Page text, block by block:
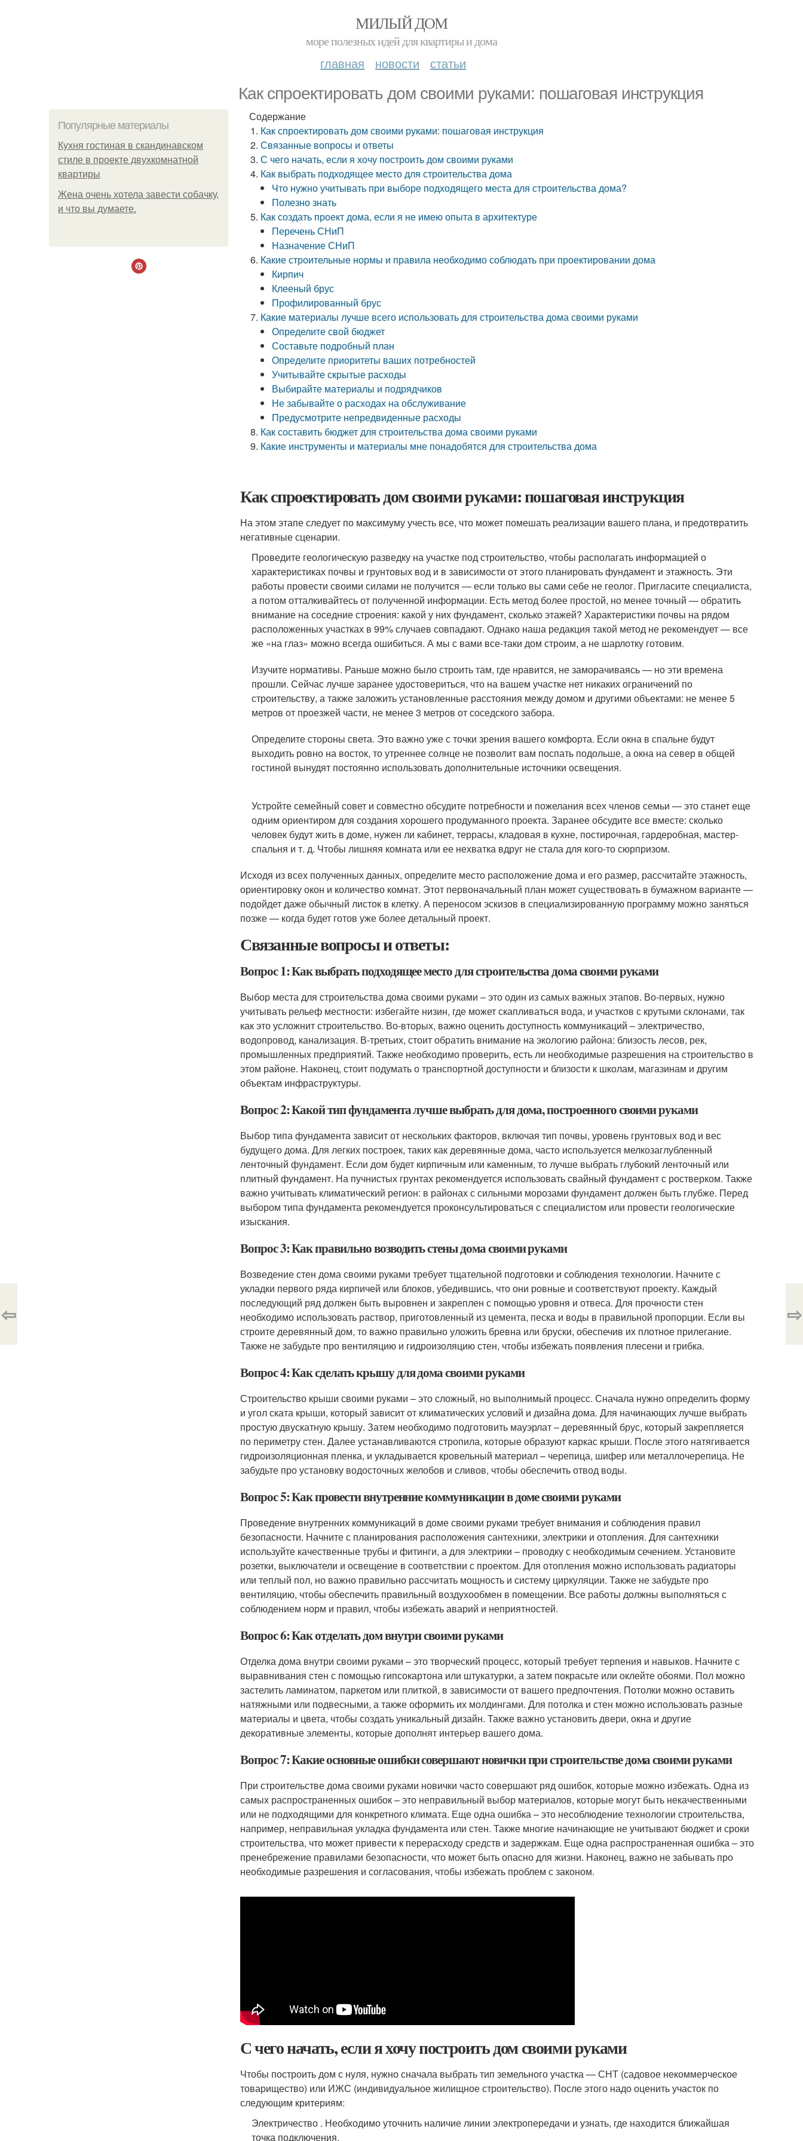
МИЛЫЙ ДОМ
море полезных идей для квартиры и дома
главная новости статьи
Как спроектировать дом своими руками: пошаговая инструкция
Популярные материалы
Кухня гостиная в скандинавском
стиле в проекте двухкомнатной
квартиры
Жена очень хотела завести собачку,
и что вы думаете.
Содержание
Как спроектировать дом своими руками: пошаговая инструкция
Связанные вопросы и ответы
С чего начать, если я хочу построить дом своими руками
Как выбрать подходящее место для строительства дома
Что нужно учитывать при выборе подходящего места для строительства дома?
Полезно знать
Как создать проект дома, если я не имею опыта в архитектуре
Перечень СНиП
Назначение СНиП
Какие строительные нормы и правила необходимо соблюдать при проектировании дома
Кирпич
Клееный брус
Профилированный брус
Какие материалы лучше всего использовать для строительства дома своими руками
Определите свой бюджет
Составьте подробный план
Определите приоритеты ваших потребностей
Учитывайте скрытые расходы
Выбирайте материалы и подрядчиков
Не забывайте о расходах на обслуживание
Предусмотрите непредвиденные расходы
Как составить бюджет для строительства дома своими руками
Какие инструменты и материалы мне понадобятся для строительства дома
Как спроектировать дом своими руками: пошаговая инструкция
На этом этапе следует по максимуму учесть все, что может помешать реализации вашего плана, и предотвратить
негативные сценарии.
Проведите геологическую разведку на участке под строительство, чтобы располагать информацией о
характеристиках почвы и грунтовых вод и в зависимости от этого планировать фундамент и этажность. Эти
работы провести своими силами не получится — если только вы сами себе не геолог. Пригласите специалиста,
а потом отталкивайтесь от полученной информации. Есть метод более простой, но менее точный — обратить
внимание на соседние строения: какой у них фундамент, сколько этажей? Характеристики почвы на рядом
расположенных участках в 99% случаев совпадают. Однако наша редакция такой метод не рекомендует — все
же «на глаз» можно всегда ошибиться. А мы с вами все-таки дом строим, а не шарлотку готовим.
Изучите нормативы. Раньше можно было строить там, где нравится, не заморачиваясь — но эти времена
прошли. Сейчас лучше заранее удостовериться, что на вашем участке нет никаких ограничений по
строительству, а также заложить установленные расстояния между домом и другими объектами: не менее 5
метров от проезжей части, не менее 3 метров от соседского забора.
Определите стороны света. Это важно уже с точки зрения вашего комфорта. Если окна в спальне будут
выходить ровно на восток, то утреннее солнце не позволит вам поспать подольше, а окна на север в общей
гостиной вынудят постоянно использовать дополнительные источники освещения.
Устройте семейный совет и совместно обсудите потребности и пожелания всех членов семьи — это станет еще
одним ориентиром для создания хорошего продуманного проекта. Заранее обсудите все вместе: сколько
человек будут жить в доме, нужен ли кабинет, террасы, кладовая в кухне, постирочная, гардеробная, мастер-
спальня и т. д. Чтобы лишняя комната или ее нехватка вдруг не стала для кого-то сюрпризом.
Исходя из всех полученных данных, определите место расположение дома и его размер, рассчитайте этажность,
ориентировку окон и количество комнат. Этот первоначальный план может существовать в бумажном варианте —
подойдет даже обычный листок в клетку. А переносом эскизов в специализированную программу можно заняться
позже — когда будет готов уже более детальный проект.
Связанные вопросы и ответы:
Вопрос 1: Как выбрать подходящее место для строительства дома своими руками
Выбор места для строительства дома своими руками – это один из самых важных этапов. Во-первых, нужно
учитывать рельеф местности: избегайте низин, где может скапливаться вода, и участков с крутыми склонами, так
как это усложнит строительство. Во-вторых, важно оценить доступность коммуникаций – электричество,
водопровод, канализация. В-третьих, стоит обратить внимание на экологию района: близость лесов, рек,
промышленных предприятий. Также необходимо проверить, есть ли необходимые разрешения на строительство в
этом районе. Наконец, стоит подумать о транспортной доступности и близости к школам, магазинам и другим
объектам инфраструктуры.
Вопрос 2: Какой тип фундамента лучше выбрать для дома, построенного своими руками
Выбор типа фундамента зависит от нескольких факторов, включая тип почвы, уровень грунтовых вод и вес
будущего дома. Для легких построек, таких как деревянные дома, часто используется мелкозаглубленный
ленточный фундамент. Если дом будет кирпичным или каменным, то лучше выбрать глубокий ленточный или
плитный фундамент. На пучнистых грунтах рекомендуется использовать свайный фундамент с ростверком. Также
важно учитывать климатический регион: в районах с сильными морозами фундамент должен быть глубже. Перед
выбором типа фундамента рекомендуется проконсультироваться с специалистом или провести геологические
изыскания.
Вопрос 3: Как правильно возводить стены дома своими руками
Возведение стен дома своими руками требует тщательной подготовки и соблюдения технологии. Начните с
укладки первого ряда кирпичей или блоков, убедившись, что они ровные и соответствуют проекту. Каждый
последующий ряд должен быть выровнен и закреплен с помощью уровня и отвеса. Для прочности стен
необходимо использовать раствор, приготовленный из цемента, песка и воды в правильной пропорции. Если вы
строите деревянный дом, то важно правильно уложить бревна или бруски, обеспечив их плотное прилегание.
Также не забудьте про вентиляцию и гидроизоляцию стен, чтобы избежать появления плесени и грибка.
Вопрос 4: Как сделать крышу для дома своими руками
Строительство крыши своими руками – это сложный, но выполнимый процесс. Сначала нужно определить форму
и угол ската крыши, который зависит от климатических условий и дизайна дома. Для начинающих лучше выбрать
простую двускатную крышу. Затем необходимо подготовить мауэрлат – деревянный брус, который закрепляется
по периметру стен. Далее устанавливаются стропила, которые образуют каркас крыши. После этого натягивается
гидроизоляционная пленка, и укладывается кровельный материал – черепица, шифер или металлочерепица. Не
забудьте про установку водосточных желобов и сливов, чтобы обеспечить отвод воды.
Вопрос 5: Как провести внутренние коммуникации в доме своими руками
Проведение внутренних коммуникаций в доме своими руками требует внимания и соблюдения правил
безопасности. Начните с планирования расположения сантехники, электрики и отопления. Для сантехники
используйте качественные трубы и фитинги, а для электрики – проводку с необходимым сечением. Установите
розетки, выключатели и освещение в соответствии с проектом. Для отопления можно использовать радиаторы
или теплый пол, но важно правильно рассчитать мощность и систему циркуляции. Также не забудьте про
вентиляцию, чтобы обеспечить правильный воздухообмен в помещении. Все работы должны выполняться с
соблюдением норм и правил, чтобы избежать аварий и неприятностей.
Вопрос 6: Как отделать дом внутри своими руками
Отделка дома внутри своими руками – это творческий процесс, который требует терпения и навыков. Начните с
выравнивания стен с помощью гипсокартона или штукатурки, а затем покрасьте или оклейте обоями. Пол можно
застелить ламинатом, паркетом или плиткой, в зависимости от вашего предпочтения. Потолки можно оставить
натяжными или подвесными, а также оформить их молдингами. Для потолка и стен можно использовать разные
материалы и цвета, чтобы создать уникальный дизайн. Также важно установить двери, окна и другие
декоративные элементы, которые дополнят интерьер вашего дома.
Вопрос 7: Какие основные ошибки совершают новички при строительстве дома своими руками
При строительстве дома своими руками новички часто совершают ряд ошибок, которые можно избежать. Одна из
самых распространенных ошибок – это неправильный выбор материалов, которые могут быть некачественными
или не подходящими для конкретного климата. Еще одна ошибка – это несоблюдение технологии строительства,
например, неправильная укладка фундамента или стен. Также многие начинающие не учитывают бюджет и сроки
строительства, что может привести к перерасходу средств и задержкам. Еще одна распространенная ошибка – это
пренебрежение правилами безопасности, что может быть опасно для жизни. Наконец, важно не забывать про
необходимые разрешения и согласования, чтобы избежать проблем с законом.
С чего начать, если я хочу построить дом своими руками
Чтобы построить дом с нуля, нужно сначала выбрать тип земельного участка — СНТ (садовое некоммерческое
товарищество) или ИЖС (индивидуальное жилищное строительство). После этого надо оценить участок по
следующим критериям:
Электричество . Необходимо уточнить наличие линии электропередачи и узнать, где находится ближайшая
точка подключения.
⇦ ⇨